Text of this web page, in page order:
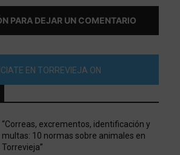
PARA DEJAR UN COMENTARIO
EN TORREVIEJA ON
“Correas, excrementos, identificación y
multas: 10 normas sobre animales en
Torrevieja”